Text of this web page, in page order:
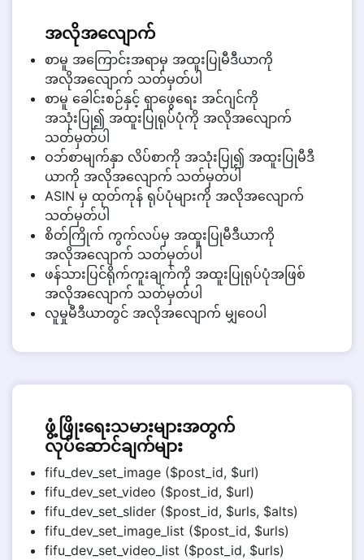
အလိုအလျောက်
စာမူ အကြောင်းအရာမှ အထူးပြုမီဒီယာကို
အလိုအလျောက် သတ်မှတ်ပါ
စာမူ ခေါင်းစဉ်နှင့် ရှာဖွေရေး အင်ဂျင်ကို
အသုံးပြု၍ အထူးပြုရုပ်ပုံကို အလိုအလျောက်
သတ်မှတ်ပါ
ဝဘ်စာမျက်နှာ လိပ်စာကို အသုံးပြု၍ အထူးပြုမီဒီ
ယာကို အလိုအလျောက် သတ်မှတ်ပါ
ASIN မှ ထုတ်ကုန် ရုပ်ပုံများကို အလိုအလျောက်
သတ်မှတ်ပါ
စိတ်ကြိုက် ကွက်လပ်မှ အထူးပြုမီဒီယာကို
အလိုအလျောက် သတ်မှတ်ပါ
ဖန်သားပြင်ရိုက်ကူးချက်ကို အထူးပြုရုပ်ပုံအဖြစ်
အလိုအလျောက် သတ်မှတ်ပါ
လူမှုမီဒီယာတွင် အလိုအလျောက် မျှဝေပါ
ဖွံ့ဖြိုးရေးသမားများအတွက်
လုပ်ဆောင်ချက်များ
fifu_dev_set_image ($post_id, $url)
fifu_dev_set_video ($post_id, $url)
fifu_dev_set_slider ($post_id, $urls, $alts)
fifu_dev_set_image_list ($post_id, $urls)
fifu_dev_set_video_list ($post_id, $urls)